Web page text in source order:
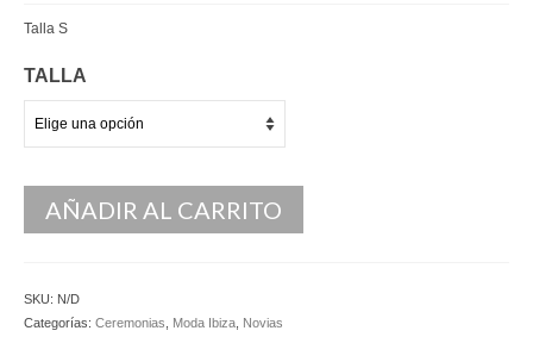
Ceremonias
Novios
Talla S
TALLA
AÑADIR AL CARRITO
SKU: N/D
Categorías: Ceremonias Moda Ibiza Novias